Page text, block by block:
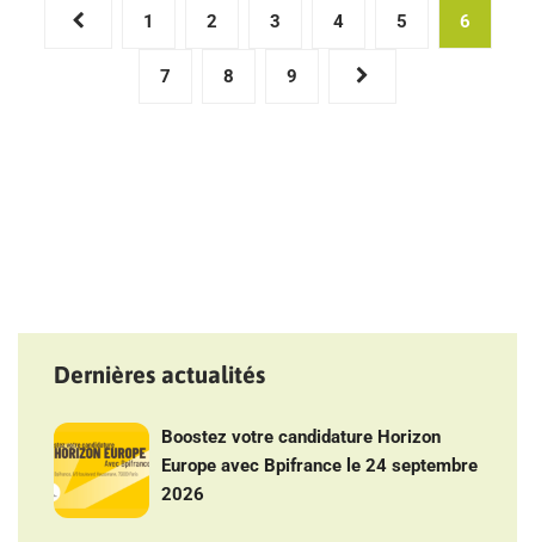
Pagination
1 2 3 4 5 6
7 8 9
Dernières actualités
Boostez votre candidature Horizon
Europe avec Bpifrance le 24 septembre
2026